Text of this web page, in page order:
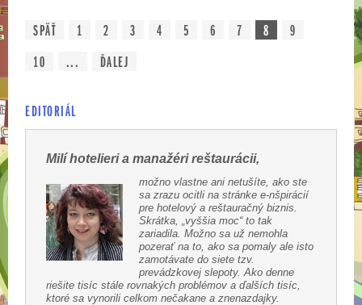
SPÄŤ 1 2 3 4 5 6 7 8
9
10
... ĎALEJ
EDITORIÁL
Milí hotelieri a manažéri reštaurácii,
možno vlastne ani netušíte, ako ste
sa zrazu ocitli na stránke e-nšpirácií
pre hotelový a reštauračný biznis.
Skrátka, „vyššia moc“ to tak
zariadila. Možno sa už nemohla
pozerať na to, ako sa pomaly ale isto
zamotávate do siete tzv.
prevádzkovej slepoty. Ako denne
riešite tisíc stále rovnakých problémov a ďalších tisíc,
ktoré sa vynorili celkom nečakane a znenazdajky.